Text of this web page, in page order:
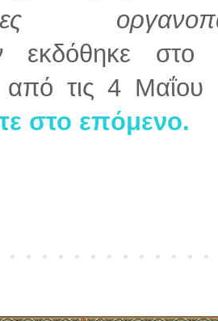
εκδόθηκε στο
από τις 4
στο επόμενο.